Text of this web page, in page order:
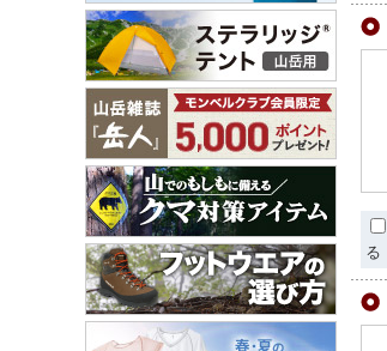
る